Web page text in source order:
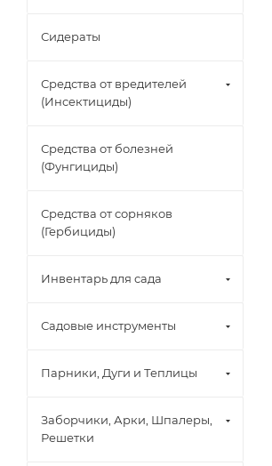
Сидераты
Средства от вредителей
(Инсектициды)
Средства от болезней
(Фунгициды)
Средства от сорняков
(Гербициды)
Инвентарь для сада
Садовые инструменты
Парники, Дуги и Теплицы
Заборчики, Арки, Шпалеры,
Решетки